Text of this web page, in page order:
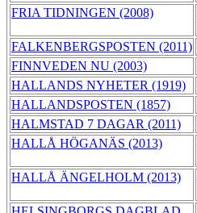
FRIA TIDNINGEN (2008)
FALKENBERGSPOSTEN (2011)
FINNVEDEN NU (2003)
HALLANDS NYHETER (1919)
HALLANDSPOSTEN (1857)
HALMSTAD 7 DAGAR (2011)
HALLÅ HÖGANÄS (2013)
HALLÅ ÄNGELHOLM (2013)